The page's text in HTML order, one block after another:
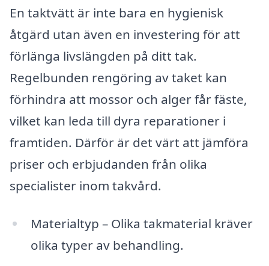
En taktvätt är inte bara en hygienisk
åtgärd utan även en investering för att
förlänga livslängden på ditt tak.
Regelbunden rengöring av taket kan
förhindra att mossor och alger får fäste,
vilket kan leda till dyra reparationer i
framtiden. Därför är det värt att jämföra
priser och erbjudanden från olika
specialister inom takvård.
Materialtyp – Olika takmaterial kräver
olika typer av behandling.